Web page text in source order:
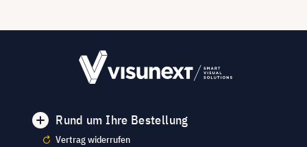
Rund um Ihre Bestellung
Vertrag widerrufen